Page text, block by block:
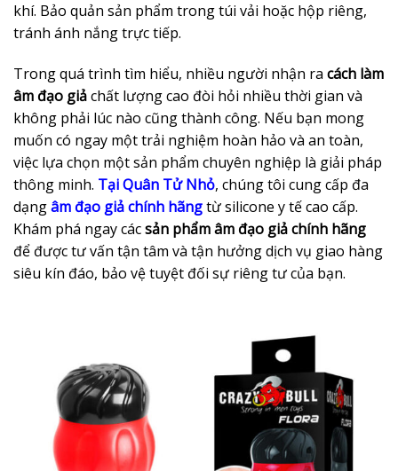
khí. Bảo quản sản phẩm trong túi vải hoặc hộp riêng,
tránh ánh nắng trực tiếp.
Trong quá trình tìm hiểu, nhiều người nhận ra cách làm
âm đạo giảchất lượng cao đòi hỏi nhiều thời gian và
không phải lúc nào cũng thành công. Nếu bạn mong
muốn có ngay một trải nghiệm hoàn hảo và an toàn,
việc lựa chọn một sản phẩm chuyên nghiệp là giải pháp
thông minh. Tại Quân Tử Nhỏ, chúng tôi cung cấp đa
dạngâm đạo giả chính hãngtừ silicone y tế cao cấp.
Khám phá ngay cácsản phẩm âm đạo giả chính hãng
để được tư vấn tận tâm và tận hưởng dịch vụ giao hàng
siêu kín đáo, bảo vệ tuyệt đối sự riêng tư của bạn.